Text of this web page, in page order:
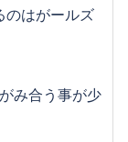
入力のバイト
ンのバイトっ
のはがールズ
み合う事が少